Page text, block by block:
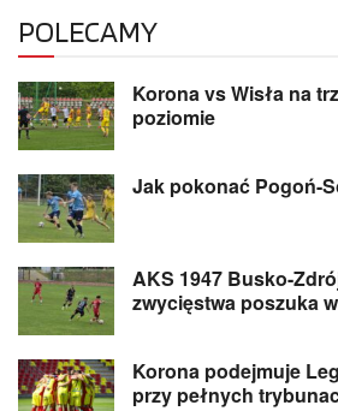
POLECAMY
Korona vs Wisła na
poziomie
Jak pokonać Pogoń-
AKS 1947 Busko-
zwycięstwa poszuka
Korona podejmuje
przy pełnych